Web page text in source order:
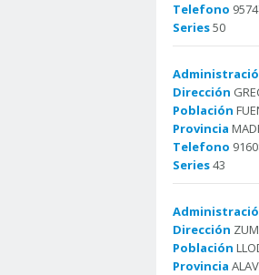
Telefono
Series50
Dirección
Población
Provincia
Telefono
Series43
Dirección
Población
Provincia